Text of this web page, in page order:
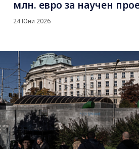
млн. евро за научен
24 Юни 2026